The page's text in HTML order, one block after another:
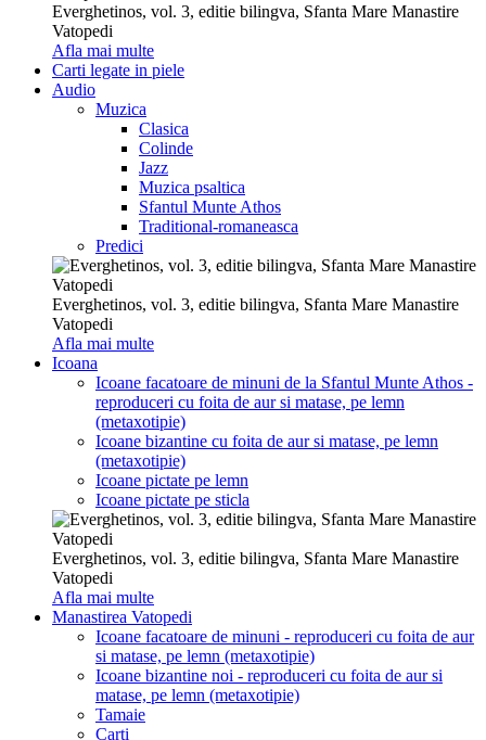
Everghetinos, vol. 3, editie bilingva, Sfanta Mare Manastire
Vatopedi
Afla mai multe
Carti legate in piele
Audio
Muzica
Clasica
Colinde
Jazz
Muzica psaltica
Sfantul Munte Athos
Traditional-romaneasca
Predici
Everghetinos, vol. 3, editie bilingva, Sfanta Mare Manastire
Vatopedi
Afla mai multe
Icoana
Icoane facatoare de minuni de la Sfantul Munte Athos -
reproduceri cu foita de aur si matase, pe lemn
(metaxotipie)
Icoane bizantine cu foita de aur si matase, pe lemn
(metaxotipie)
Icoane pictate pe lemn
Icoane pictate pe sticla
Everghetinos, vol. 3, editie bilingva, Sfanta Mare Manastire
Vatopedi
Afla mai multe
Manastirea Vatopedi
Icoane facatoare de minuni - reproduceri cu foita de aur
si matase, pe lemn (metaxotipie)
Icoane bizantine noi - reproduceri cu foita de aur si
matase, pe lemn (metaxotipie)
Tamaie
Carti